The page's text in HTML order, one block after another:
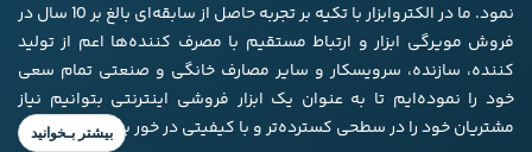
نمود. ما در الکتروابزار با تکیه بر تجربه حاصل از سابقه‌ای بالغ بر 10 سال در
فروش مویرگی ابزار و ارتباط مستقیم با مصرف کننده‌ها اعم از تولید
کننده، سازنده، سرویسکار و سایر مصارف خانگی و صنعتی تمام سعی
خود را نموده‌ایم تا به عنوان یک ابزار فروشی اینترنتی بتوانیم نیاز
مشتریان خود را در سطحی کسترده‌تر و با کیفیتی در خور برآورده کنیم.